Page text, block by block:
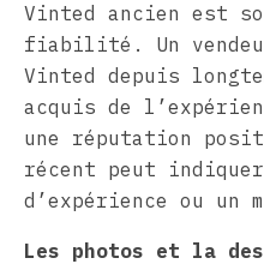
Vinted ancien est
fiabilité. Un
Vinted depuis
acquis de
une réputation
récent peut indiquer
d’expérience ou un
Les photos et la